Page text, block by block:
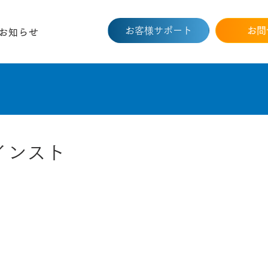
知らせ お客様サポート お
スト